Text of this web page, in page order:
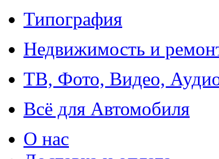
Типография
Недвижимость и
ТВ, Фото, Видео,
Всё для Автомобиля
О нас